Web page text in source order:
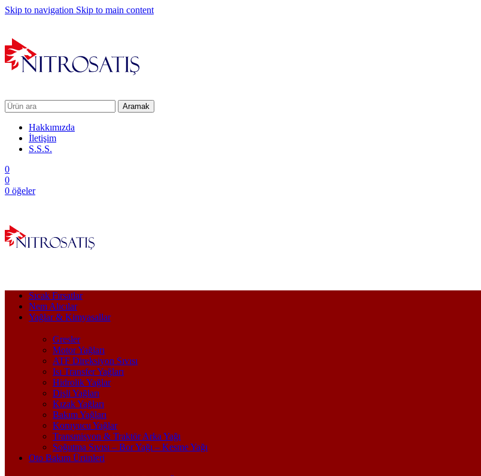
Skip to navigation Skip to main content
Aramak
Hakkımızda
İletişim
S.S.S.
0
0
0 öğeler
Sıcak Fırsatlar
Nem Alıcılar
Yağlar & Kimyasallar
Gresler
Motor Yağları
ATF Direksiyon Sıvısı
Isı Transfer Yağları
Hidrolik Yağlar
Dişli Yağları
Kızak Yağları
Bakım Yağları
Koruyucu Yağlar
Transmisyon & Traktör Arka Yağı
Soğutma Sıvısı – Bor Yağı – Kesme Yağı
Oto Bakım Ürünleri